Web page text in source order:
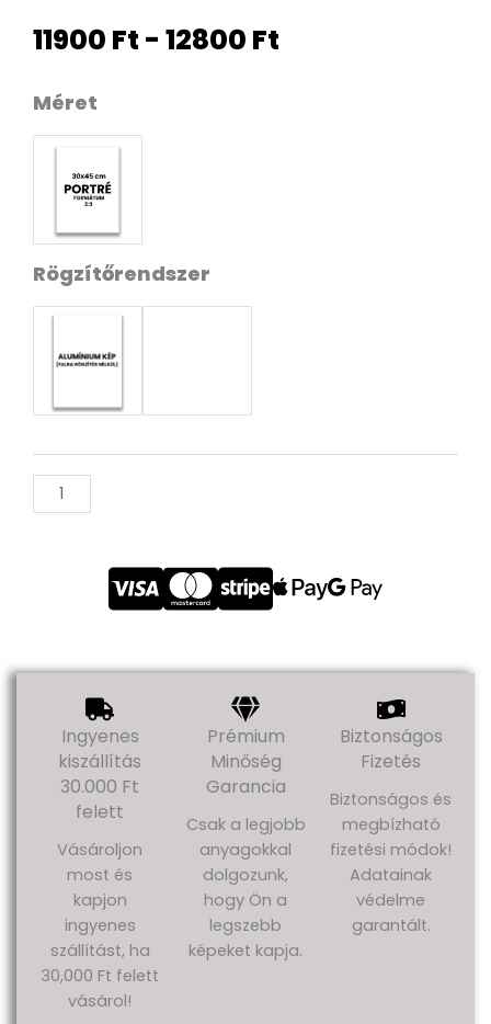
11900 Ft - 12800 Ft
Méret
Rögzítőrendszer
Arany
Fények
Alumínium
mennyiség
Ingyenes
kiszállítás
30.000 Ft
felett
Vásároljon
most és
kapjon
ingyenes
szállítást, ha
30,000 Ft felett
vásárol!
Prémium
Minőség
Garancia
Csak a legjobb
anyagokkal
dolgozunk,
hogy Ön a
legszebb
képeket kapja.
Biztonságos
Fizetés
Biztonságos és
megbízható
fizetési módok!
Adatainak
védelme
garantált.